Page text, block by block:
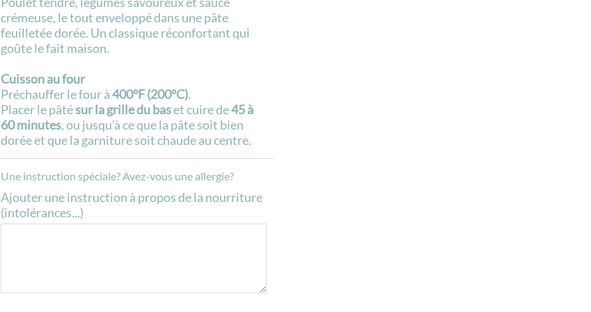
crémeuse, le tout enveloppé dans une pâte
feuilletée dorée. Un classique réconfortant qui
goûte le fait maison.
Cuisson au four
Préchauffer le four à400°F (200°C).
Placer le pâtésur la grille du baset cuire de45 à
60 minutes, ou jusqu’à ce que la pâte soit bien
dorée et que la garniture soit chaude au centre.
Une instruction spéciale? Avez-vous une allergie?
Ajouter une instruction à propos de la nourriture
(intolérances...)